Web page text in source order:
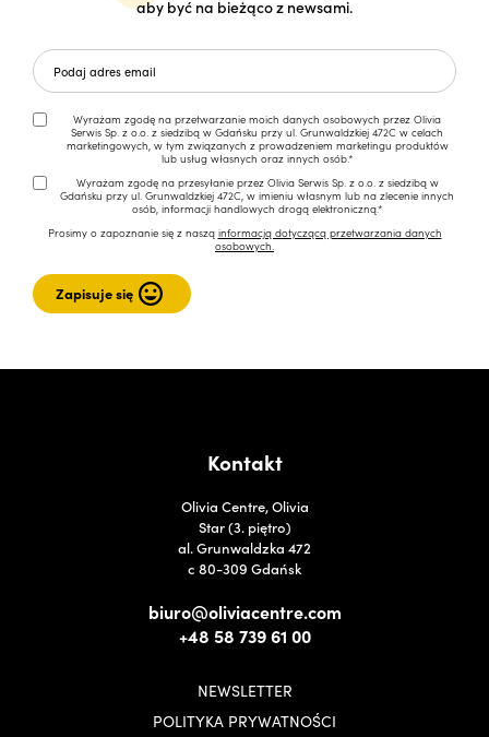
aby być na bieżąco z newsami.
Wyrażam zgodę na przetwarzanie moich danych osobowych przez Olivia
Serwis Sp. z o.o. z siedzibą w Gdańsku przy ul. Grunwaldzkiej 472C w celach
marketingowych, w tym związanych z prowadzeniem marketingu produktów
lub usług własnych oraz innych osób.*
Wyrażam zgodę na przesyłanie przez Olivia Serwis Sp. z o.o. z siedzibą w
Gdańsku przy ul. Grunwaldzkiej 472C, w imieniu własnym lub na zlecenie innych
osób, informacji handlowych drogą elektroniczną.*
Prosimy o zapoznanie się z naszą informacją dotyczącą przetwarzania danych
osobowych.
Kontakt
Olivia Centre, Olivia
Star (3. piętro)
al. Grunwaldzka 472
c 80-309 Gdańsk
biuro@oliviacentre.com
+48 58 739 61 00
NEWSLETTER
POLITYKA PRYWATNOŚCI